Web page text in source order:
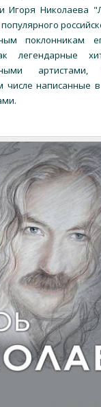
Игоря
поклонникам
легендарные
написанные в